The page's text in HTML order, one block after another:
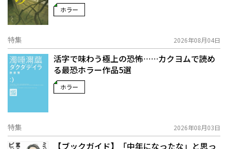
ホラー
特集 2026年08月04日
活字で味わう極上の恐怖……カクヨムで読め
る最恐ホラー作品5選
ホラー
特集 2026年08月03日
【ブックガイド】「中年になったな」と思っ